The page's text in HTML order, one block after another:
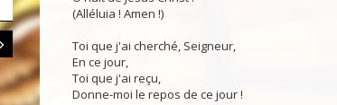
(Alléluia ! Amen !)
Toi que j'ai cherché, Seigneur,
En ce jour,
Toi que j'ai reçu,
Donne-moi le repos de ce jour !